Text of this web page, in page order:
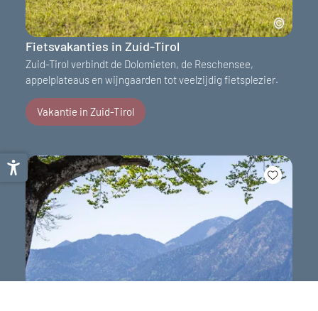
Fietsvakanties in Zuid-Tirol
Zuid-Tirol verbindt de Dolomieten, de Reschensee,
appelplateaus en wijngaarden tot veelzijdig fietsplezier.
Vakantie in Zuid-Tirol